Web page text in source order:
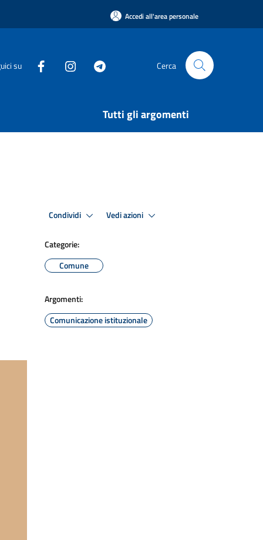
Accedi all'area personale
su Cerca
Tutti gli argomenti
Condividi Vedi azioni
Categorie:
Comune
Argomenti:
Comunicazione istituzionale